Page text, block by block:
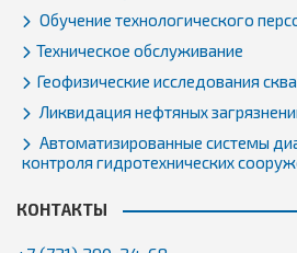
Обучение технологического
Техническое обслуживание
Геофизические исследования
Ликвидация нефтяных
Автоматизированные системы
контроля гидротехнических
КОНТАКТЫ